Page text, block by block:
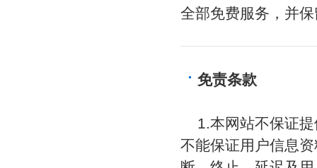
全部免费服务，并
免责条款
1.本网站不保证
不能保证用户信息